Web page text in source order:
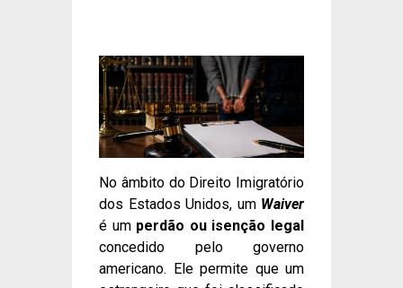
No âmbito do Direito Imigratório
dos Estados Unidos, um Waiver
é um perdão ou isenção legal
concedido pelo governo
americano. Ele permite que um